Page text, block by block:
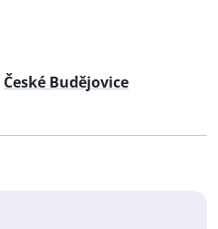
České Budějovice